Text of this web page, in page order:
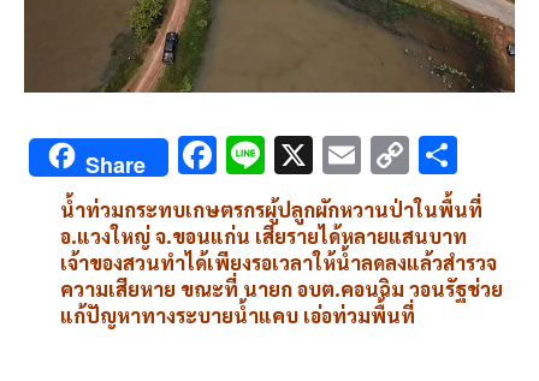
Share F
ac
e
b
o
Li
n
e
X E
m
ai
l
C
o
py
Li
n
h
ar
e
น้ำท่วมกระทบเกษตรกรผู้ปลูกผักหวานป่าในพื้นที่
อ.แวงใหญ่ จ.ขอนแก่น เสียรายได้หลายแสนบาท
เจ้าของสวนทำได้เพียงรอเวลาให้น้ำลดลงแล้วสำรวจ
ความเสียหาย ขณะที่ นายก อบต.คอนฉิม วอนรัฐช่วย
แก้ปัญหาทางระบายน้ำแคบ เอ่อท่วมพื้นที่